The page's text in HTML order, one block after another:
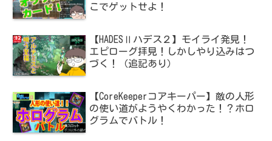
こでゲットせよ！
【HADESⅡハデス２】モイライ発見！
エピローグ拝見！しかしやり込みはつ
づく！（追記あり）
【CoreKeeperコアキーパー】敵の人形
の使い道がようやくわかった！？ホロ
グラムでバトル！